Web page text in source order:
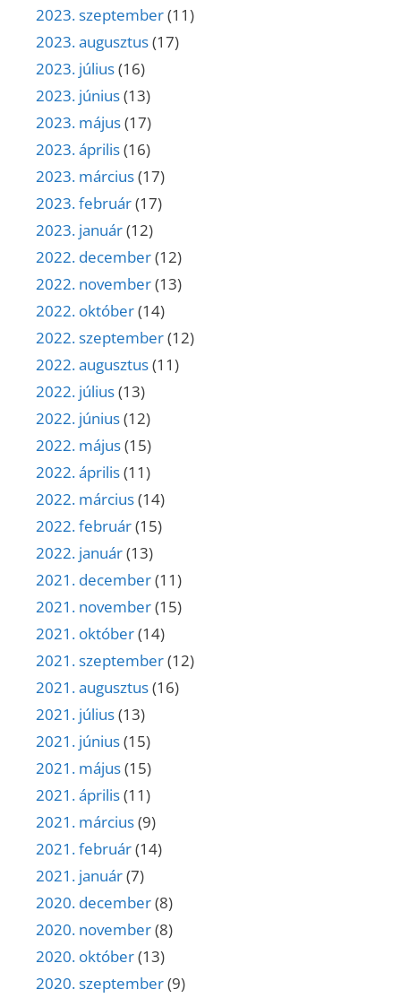
2023. szeptember(11)
2023. augusztus(17)
2023. július(16)
2023. június(13)
2023. május(17)
2023. április(16)
2023. március(17)
2023. február(17)
2023. január(12)
2022. december(12)
2022. november(13)
2022. október(14)
2022. szeptember(12)
2022. augusztus(11)
2022. július(13)
2022. június(12)
2022. május(15)
2022. április(11)
2022. március(14)
2022. február(15)
2022. január(13)
2021. december(11)
2021. november(15)
2021. október(14)
2021. szeptember(12)
2021. augusztus(16)
2021. július(13)
2021. június(15)
2021. május(15)
2021. április(11)
2021. március(9)
2021. február(14)
2021. január(7)
2020. december(8)
2020. november(8)
2020. október(13)
2020. szeptember(9)